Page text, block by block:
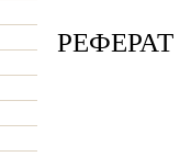
РЕФЕРАТ